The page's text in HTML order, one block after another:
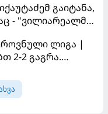
გაიტანა,
- "ვილიარეალმა"
მოუგო
ლიგა |
2-2 გაგრა.